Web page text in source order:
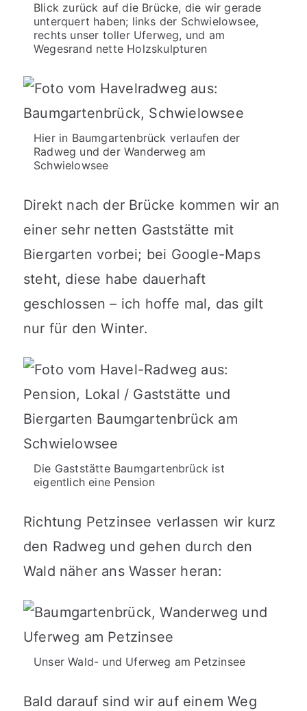
Blick zurück auf die Brücke, die wir gerade
unterquert haben; links der Schwielowsee,
rechts unser toller Uferweg, und am
Wegesrand nette Holzskulpturen
Hier in Baumgartenbrück verlaufen der
Radweg und der Wanderweg am
Schwielowsee
Direkt nach der Brücke kommen wir an
einer sehr netten Gaststätte mit
Biergarten vorbei; bei Google-Maps
steht, diese habe dauerhaft
geschlossen – ich hoffe mal, das gilt
nur für den Winter.
Die Gaststätte Baumgartenbrück ist
eigentlich eine Pension
Richtung Petzinsee verlassen wir kurz
den Radweg und gehen durch den
Wald näher ans Wasser heran:
Unser Wald- und Uferweg am Petzinsee
Bald darauf sind wir auf einem Weg